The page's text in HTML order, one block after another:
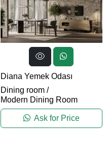
Diana Yemek Odası
Dining room/
Modern Dining Room
Ask for Price